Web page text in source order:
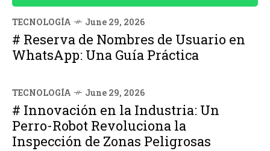
TECNOLOGÍA June 29, 2026
# Reserva de Nombres de Usuario en
WhatsApp: Una Guía Práctica
TECNOLOGÍA June 29, 2026
# Innovación en la Industria: Un
Perro-Robot Revoluciona la
Inspección de Zonas Peligrosas